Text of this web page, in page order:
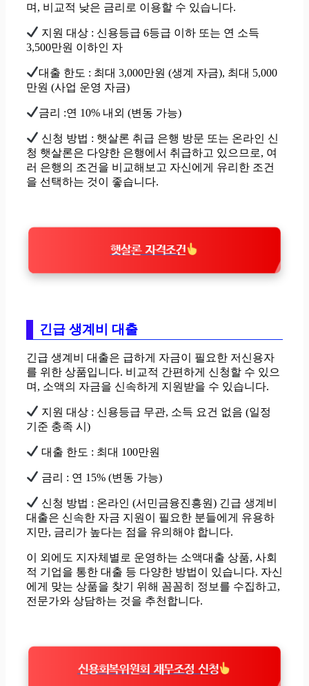
며, 비교적 낮은 금리로 이용할 수 있습니다.
지원 대상 : 신용등급 6등급 이하 또는 연 소득
3,500만원 이하인 자
대출 한도 : 최대 3,000만원 (생계 자금), 최대 5,000
만원 (사업 운영 자금)
금리 :연 10% 내외 (변동 가능)
신청 방법 : 햇살론 취급 은행 방문 또는 온라인 신
청 햇살론은 다양한 은행에서 취급하고 있으므로, 여
러 은행의 조건을 비교해보고 자신에게 유리한 조건
을 선택하는 것이 좋습니다.
햇살론 자격조건
긴급 생계비 대출
긴급 생계비 대출은 급하게 자금이 필요한 저신용자
를 위한 상품입니다. 비교적 간편하게 신청할 수 있으
며, 소액의 자금을 신속하게 지원받을 수 있습니다.
지원 대상 : 신용등급 무관, 소득 요건 없음 (일정
기준 충족 시)
대출 한도 : 최대 100만원
금리 : 연 15% (변동 가능)
신청 방법 : 온라인 (서민금융진흥원) 긴급 생계비
대출은 신속한 자금 지원이 필요한 분들에게 유용하
지만, 금리가 높다는 점을 유의해야 합니다.
이 외에도 지자체별로 운영하는 소액대출 상품, 사회
적 기업을 통한 대출 등 다양한 방법이 있습니다. 자신
에게 맞는 상품을 찾기 위해 꼼꼼히 정보를 수집하고,
전문가와 상담하는 것을 추천합니다.
신용회복위원회 채무조정 신청